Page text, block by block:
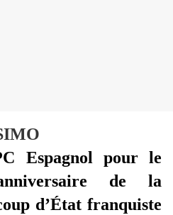
Espagnol pour le
de la
d’État franquiste